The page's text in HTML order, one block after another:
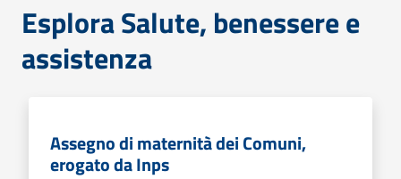
Esplora Salute, benessere e
assistenza
Assegno di maternità dei Comuni,
erogato da Inps